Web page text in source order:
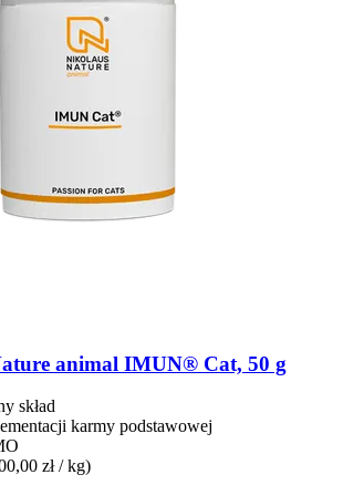
animal IMUN® Cat, 50 g
skład
karmy podstawowej
zł / kg)